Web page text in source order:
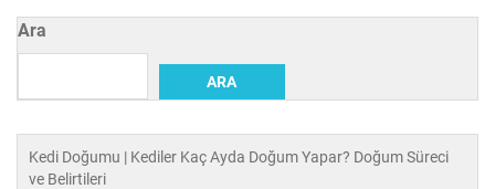
Ara
ARA
Kedi Doğumu | Kediler Kaç Ayda Doğum Yapar? Doğum Süreci
ve Belirtileri